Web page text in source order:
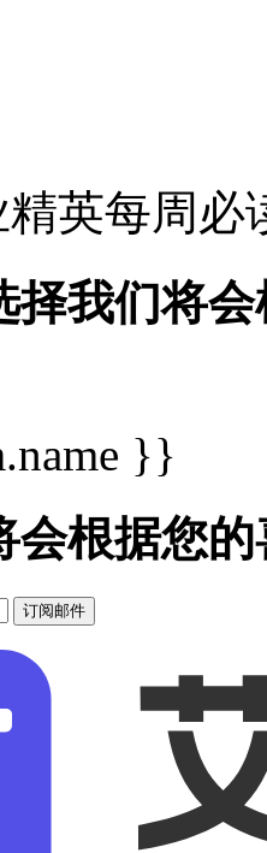
精英每周
择我们将
}}
会根据您
订阅邮件